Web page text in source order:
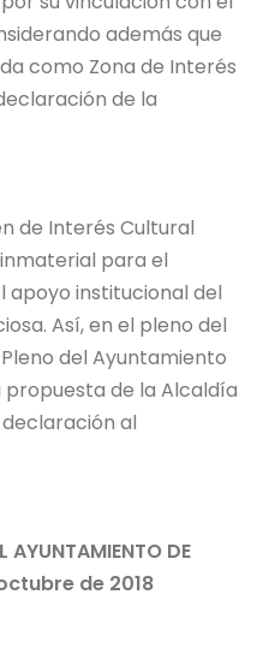
además que
como Zona de Interés
de la
de Interés Cultural
para el
apoyo institucional del
Así, en el pleno del
del Ayuntamiento
de la Alcaldía
al
AYUNTAMIENTO DE
de 2018